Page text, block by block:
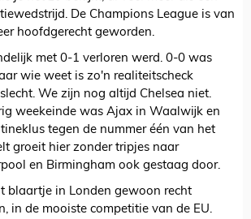
De Champions League is van
hoofdgerecht geworden.
met 0-1 verloren werd. 0-0 was
wie weet is zo'n realiteitscheck
We zijn nog altijd Chelsea niet.
weekeinde was Ajax in Waalwijk en
tegen de nummer één van het
groeit hier zonder tripjes naar
en Birmingham ook gestaag door.
blaartje in Londen gewoon recht
in de mooiste competitie van de EU.